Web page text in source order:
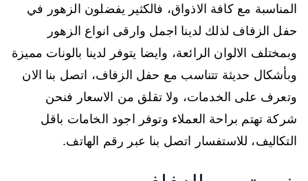
المناسبة مع كافة الاذواق، فالكثير يفضلون الزهور في
حفل الزفاف لذلك لدينا اجمل وارقى انواع الزهور
وبمختلف الالوان الرائعة، وايضا يتوفر لدينا بالونات مميزة
وبأشكال حديثة تتناسب مع حفل الزفاف، اتصل بنا الان
وتعرف على الخدمات، ولا تقلق من الاسعار فنحن
شركة تهتم براحة العملاء وتوفر اجود الخامات باقل
التكاليف، للاستفسار اتصل بنا عبر رقم الهاتف.